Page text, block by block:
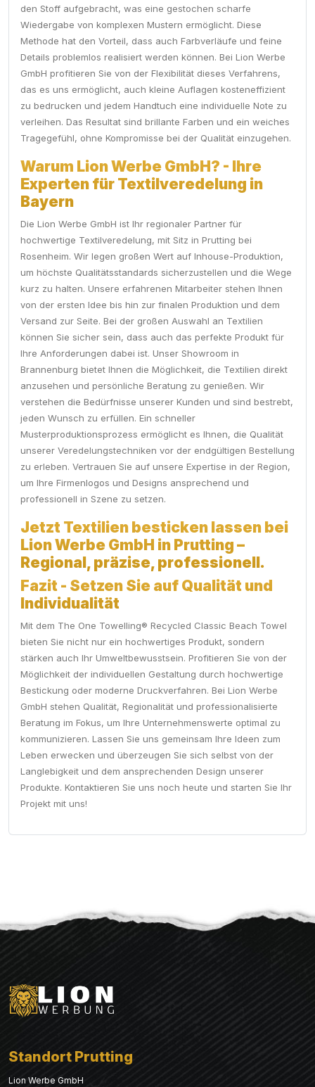
den Stoff aufgebracht, was eine gestochen scharfe
Wiedergabe von komplexen Mustern ermöglicht. Diese
Methode hat den Vorteil, dass auch Farbverläufe und feine
Details problemlos realisiert werden können. Bei Lion Werbe
GmbH profitieren Sie von der Flexibilität dieses Verfahrens,
das es uns ermöglicht, auch kleine Auflagen kosteneffizient
zu bedrucken und jedem Handtuch eine individuelle Note zu
verleihen. Das Resultat sind brillante Farben und ein weiches
Tragegefühl, ohne Kompromisse bei der Qualität einzugehen.
Warum Lion Werbe GmbH? - Ihre
Experten für Textilveredelung in
Bayern
Die Lion Werbe GmbH ist Ihr regionaler Partner für
hochwertige Textilveredelung, mit Sitz in Prutting bei
Rosenheim. Wir legen großen Wert auf Inhouse-Produktion,
um höchste Qualitätsstandards sicherzustellen und die Wege
kurz zu halten. Unsere erfahrenen Mitarbeiter stehen Ihnen
von der ersten Idee bis hin zur finalen Produktion und dem
Versand zur Seite. Bei der großen Auswahl an Textilien
können Sie sicher sein, dass auch das perfekte Produkt für
Ihre Anforderungen dabei ist. Unser Showroom in
Brannenburg bietet Ihnen die Möglichkeit, die Textilien direkt
anzusehen und persönliche Beratung zu genießen. Wir
verstehen die Bedürfnisse unserer Kunden und sind bestrebt,
jeden Wunsch zu erfüllen. Ein schneller
Musterproduktionsprozess ermöglicht es Ihnen, die Qualität
unserer Veredelungstechniken vor der endgültigen Bestellung
zu erleben. Vertrauen Sie auf unsere Expertise in der Region,
um Ihre Firmenlogos und Designs ansprechend und
professionell in Szene zu setzen.
Jetzt Textilien besticken lassen bei
Lion Werbe GmbH in Prutting –
Regional, präzise, professionell.
Fazit - Setzen Sie auf Qualität und
Individualität
Mit dem The One Towelling® Recycled Classic Beach Towel
bieten Sie nicht nur ein hochwertiges Produkt, sondern
stärken auch Ihr Umweltbewusstsein. Profitieren Sie von der
Möglichkeit der individuellen Gestaltung durch hochwertige
Bestickung oder moderne Druckverfahren. Bei Lion Werbe
GmbH stehen Qualität, Regionalität und professionalisierte
Beratung im Fokus, um Ihre Unternehmenswerte optimal zu
kommunizieren. Lassen Sie uns gemeinsam Ihre Ideen zum
Leben erwecken und überzeugen Sie sich selbst von der
Langlebigkeit und dem ansprechenden Design unserer
Produkte. Kontaktieren Sie uns noch heute und starten Sie Ihr
Projekt mit uns!
Standort Prutting
Lion Werbe GmbH